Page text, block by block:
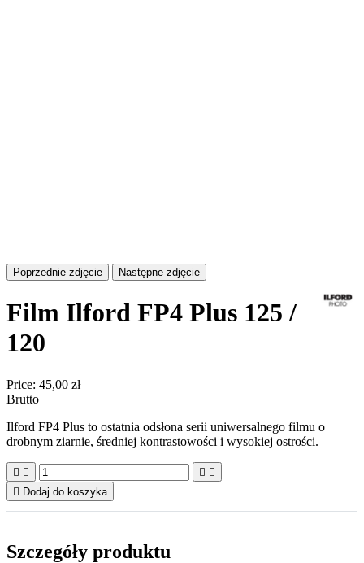
Poprzednie zdjęcie Następne zdjęcie
Film Ilford FP4 Plus 125 /
120
Price: 45,00 zł
Brutto
Ilford FP4 Plus to ostatnia odsłona serii uniwersalnego filmu o
drobnym ziarnie, średniej kontrastowości i wysokiej ostrości.
   
 Dodaj do koszyka
Szczegóły produktu